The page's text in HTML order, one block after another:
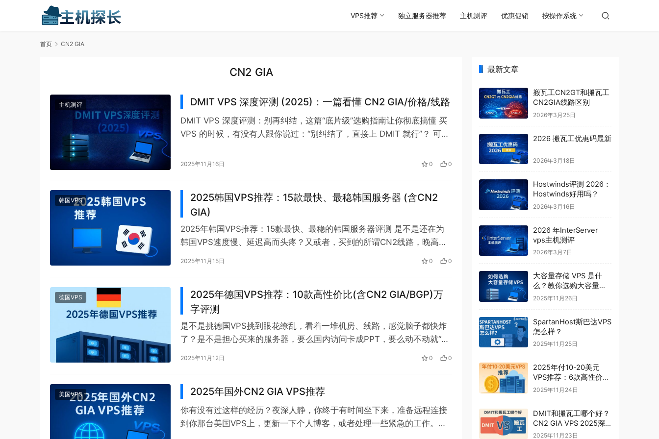
VPS推荐 独立服务器推荐 主机测评 优惠促销 按操作系统
首页 CN2 GIA
CN2 GIA
主机测评 DMIT VPS 深度评测 (2025)：一篇看懂 CN2 GIA/价格/线路
DMIT VPS 深度评测：别再纠结，这篇“底片级”选购指南让你彻底搞懂 买
VPS 的时候，有没有人跟你说过：“别纠结了，直接上 DMIT 就行”？ 可你
2025年11月16日 0 0
韩国VPS
2025韩国VPS推荐：15款最快、最稳韩国服务器 (含CN2
GIA)
2025年韩国VPS推荐：15款最快、最稳的韩国服务器评测 是不是还在为
韩国VPS速度慢、延迟高而头疼？又或者，买到的所谓CN2线路，晚高峰
2025年11月15日 0 0
德国VPS
2025年德国VPS推荐：10款高性价比(含CN2 GIA/BGP)万
字评测
是不是挑德国VPS挑到眼花缭乱，看着一堆机房、线路，感觉脑子都快炸
了？是不是担心买来的服务器，要么国内访问卡成PPT，要么动不动就“失
2025年11月12日 0 0
美国VPS 2025年国外CN2 GIA VPS推荐
你有没有过这样的经历？夜深人静，你终于有时间坐下来，准备远程连接
到你那台美国VPS上，更新一下个人博客，或者处理一些紧急的工作。结
最新文章
搬瓦工CN2GT和搬瓦工
CN2GIA线路区别
2026年3月25日
2026 搬瓦工优惠码最新
2026年3月18日
Hostwinds评测 2026：
Hostwinds好用吗？
2026年3月16日
2026 年InterServer
vps主机测评
2026年3月7日
大容量存储 VPS 是什
么？教你选购大容量存
储 VPS
2025年11月26日
SpartanHost斯巴达VPS
怎么样？
2025年11月25日
2025年付10-20美元
VPS推荐：6款高性价比
美国VPS
2025年11月24日
DMIT和搬瓦工哪个好？
CN2 GIA VPS 2025深
度对比
2025年11月23日